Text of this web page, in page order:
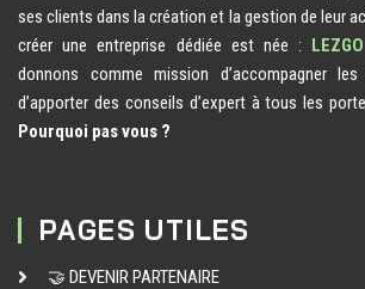
ses clients dans la création et la gestion de leur
créer une entreprise dédiée est née : LEZGO
donnons comme mission d’accompagner
d’apporter des conseils d’expert à tous les
Pourquoi pas vous ?
PAGES UTILES
🤝 DEVENIR PARTENAIRE